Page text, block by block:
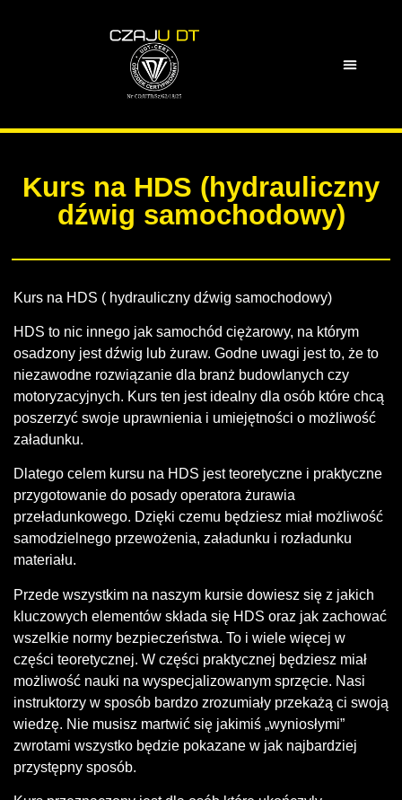
Kurs na HDS (hydrauliczny
dźwig samochodowy)
Kurs na HDS ( hydrauliczny dźwig samochodowy)
HDS to nic innego jak samochód ciężarowy, na którym
osadzony jest dźwig lub żuraw. Godne uwagi jest to, że to
niezawodne rozwiązanie dla branż budowlanych czy
motoryzacyjnych. Kurs ten jest idealny dla osób które chcą
poszerzyć swoje uprawnienia i umiejętności o możliwość
załadunku.
Dlatego celem kursu na HDS jest teoretyczne i praktyczne
przygotowanie do posady operatora żurawia
przeładunkowego. Dzięki czemu będziesz miał możliwość
samodzielnego przewożenia, załadunku i rozładunku
materiału.
Przede wszystkim na naszym kursie dowiesz się z jakich
kluczowych elementów składa się HDS oraz jak zachować
wszelkie normy bezpieczeństwa. To i wiele więcej w
części teoretycznej. W części praktycznej będziesz miał
możliwość nauki na wyspecjalizowanym sprzęcie. Nasi
instruktorzy w sposób bardzo zrozumiały przekażą ci swoją
wiedzę. Nie musisz martwić się jakimiś „wyniosłymi”
zwrotami wszystko będzie pokazane w jak najbardziej
przystępny sposób.